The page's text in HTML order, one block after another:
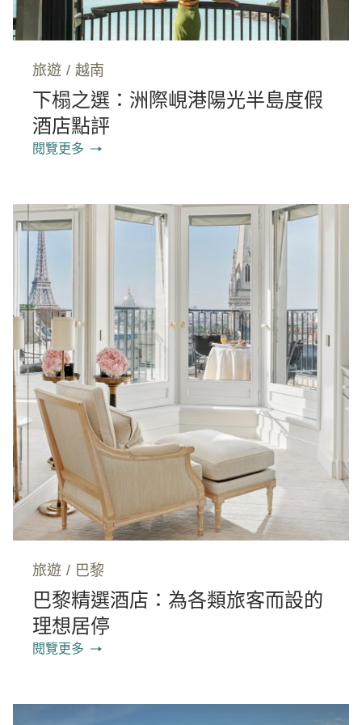
旅遊 / 越南
下榻之選：洲際峴港陽光半島度假
酒店點評
閱覽更多
旅遊 / 巴黎
巴黎精選酒店：為各類旅客而設的
理想居停
閱覽更多